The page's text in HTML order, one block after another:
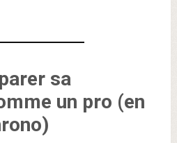
sa
un pro (en